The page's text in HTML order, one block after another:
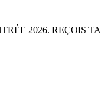
2026. REÇOIS TA